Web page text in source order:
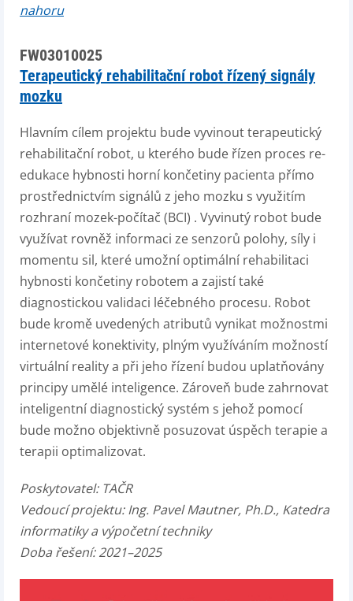
nahoru
FW03010025
Terapeutický rehabilitační robot řízený signály
mozku
Hlavním cílem projektu bude vyvinout terapeutický
rehabilitační robot, u kterého bude řízen proces re-
edukace hybnosti horní končetiny pacienta přímo
prostřednictvím signálů z jeho mozku s využitím
rozhraní mozek-počítač (BCI) . Vyvinutý robot bude
využívat rovněž informaci ze senzorů polohy, síly i
momentu sil, které umožní optimální rehabilitaci
hybnosti končetiny robotem a zajistí také
diagnostickou validaci léčebného procesu. Robot
bude kromě uvedených atributů vynikat možnostmi
internetové konektivity, plným využíváním možností
virtuální reality a při jeho řízení budou uplatňovány
principy umělé inteligence. Zároveň bude zahrnovat
inteligentní diagnostický systém s jehož pomocí
bude možno objektivně posuzovat úspěch terapie a
terapii optimalizovat.
Poskytovatel: TAČR
Vedoucí projektu:Ing. Pavel Mautner, Ph.D., Katedra
informatiky a výpočetní techniky
Doba řešení: 2021–2025